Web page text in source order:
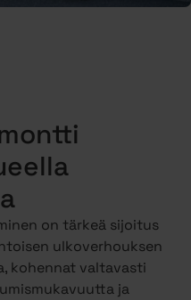
on tärkeä sijoitus
ulkoverhouksen
kohennat valtavasti
ja